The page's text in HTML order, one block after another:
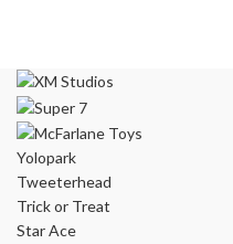
Yolopark
Tweeterhead
Trick or Treat
Star Ace